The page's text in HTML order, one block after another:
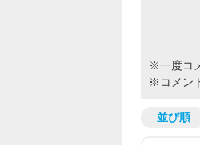
※一度コ
※コメン
並び順